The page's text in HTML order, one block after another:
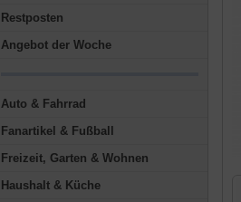
Restposten
Angebot der Woche
Auto & Fahrrad
Fanartikel & Fußball
Freizeit, Garten & Wohnen
Haushalt & Küche